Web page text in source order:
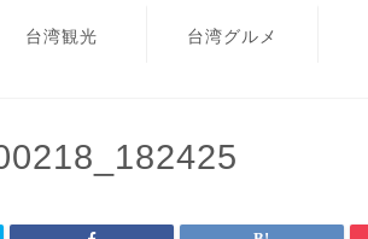
台湾観光 台湾グルメ